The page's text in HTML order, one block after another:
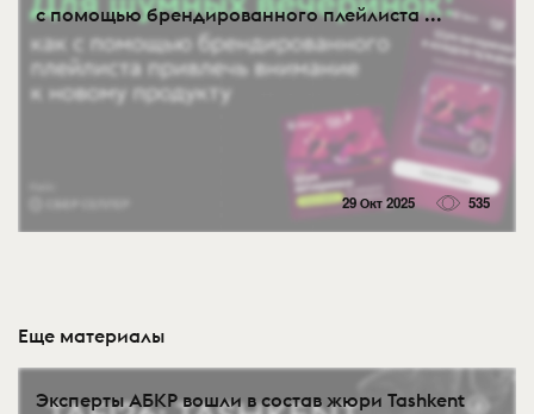
с помощью брендированного плейлиста ...
29 Окт 2025 535
Еще материалы
Эксперты АБКР вошли в состав жюри Tashkent